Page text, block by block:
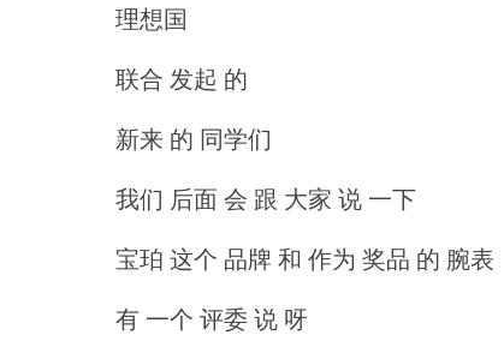
理想国
联合 发起 的
新来 的 同学们
我们 后面 会 跟 大家 说 一下
宝珀 这个 品牌 和 作为 奖品 的 腕表
有 一个 评委 说 呀